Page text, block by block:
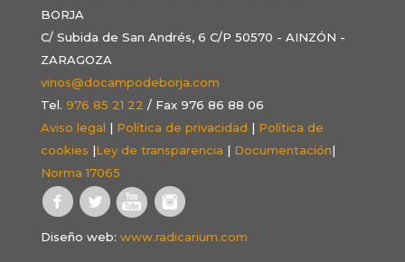
BORJA
C/ Subida de San Andrés, 6 C/P 50570 - AINZÓN -
ZARAGOZA
vinos@docampodeborja.com
Tel. 976 85 21 22 / Fax 976 86 88 06
Aviso legal | Política de privacidad | Política de
cookies |Ley de transparencia | Documentación|
Norma 17065
Diseño web: www.radicarium.com